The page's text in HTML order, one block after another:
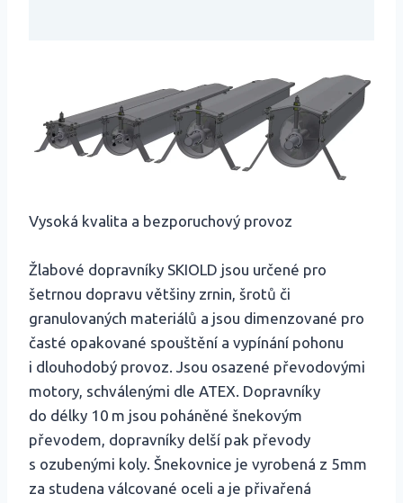
Vysoká kvalita a bezporuchový provoz
Žlabové dopravníky SKIOLD jsou určené pro
šetrnou dopravu většiny zrnin, šrotů či
granulovaných materiálů a jsou dimenzované pro
časté opakované spouštění a vypínání pohonu
i dlouhodobý provoz. Jsou osazené převodovými
motory, schválenými dle ATEX. Dopravníky
do délky 10 m jsou poháněné šnekovým
převodem, dopravníky delší pak převody
s ozubenými koly. Šnekovnice je vyrobená z 5mm
za studena válcované oceli a je přivařená